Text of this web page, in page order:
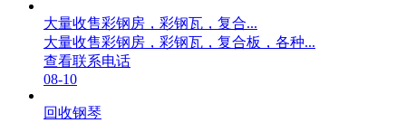
大量收售彩钢房，彩钢瓦，复合...
大量收售彩钢房，彩钢瓦，复合板，各种...
查看联系电话
08-10
回收钢琴